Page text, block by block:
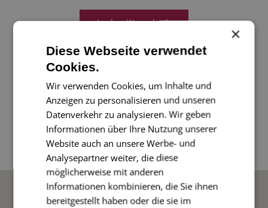
Die Karten mit den Kardinalvögeln - in
ein toller Hingucker sind.
4-seitige Klappkarte im Diplomatenformat, 17 x
11 cm, mit rot gefüttertem Umschlag.
BELIEBTE ANLÄSSE
×
Diese Webseite verwendet
Cookies.
Wir verwenden Cookies, um Inhalte und
Anzeigen zu personalisieren und unseren
Datenverkehr zu analysieren. Wir geben
Informationen über Ihre Nutzung unserer
Website auch an unsere Werbe- und
Analysepartner weiter, die diese
möglicherweise mit anderen
Informationen kombinieren, die Sie ihnen
bereitgestellt haben oder die sie im